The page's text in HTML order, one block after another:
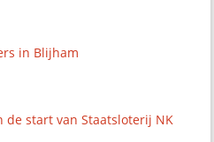
in Blijham
start van Staatsloterij NK